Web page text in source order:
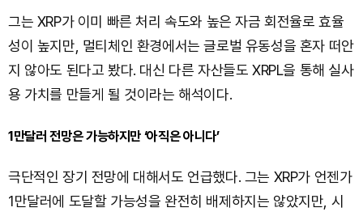
그는 XRP가 이미 빠른 처리 속도와 높은 자금 회전율로 효율
성이 높지만, 멀티체인 환경에서는 글로벌 유동성을 혼자 떠안
지 않아도 된다고 봤다. 대신 다른 자산들도 XRPL을 통해 실사
용 가치를 만들게 될 것이라는 해석이다.
1만달러 전망은 가능하지만 ‘아직은 아니다’
극단적인 장기 전망에 대해서도 언급했다. 그는 XRP가 언젠가
1만달러에 도달할 가능성을 완전히 배제하지는 않았지만, 시